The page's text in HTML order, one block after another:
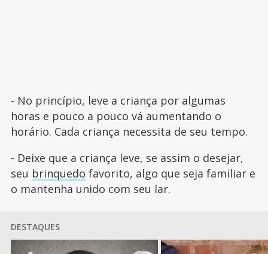
- No princípio, leve a criança por algumas
horas e pouco a pouco vá aumentando o
horário. Cada criança necessita de seu tempo.
- Deixe que a criança leve, se assim o desejar,
seu brinquedo favorito, algo que seja familiar e
o mantenha unido com seu lar.
DESTAQUES